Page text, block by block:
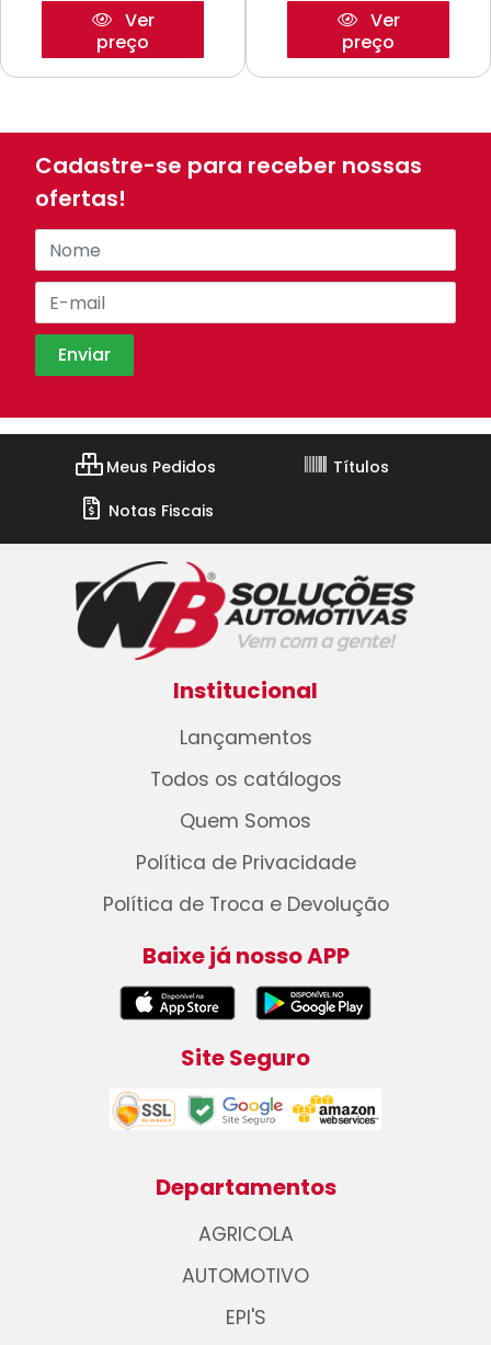
Ver
preço
Ver
preço
Cadastre-se para receber nossas
ofertas!
Meus Pedidos
Títulos
Notas Fiscais
Institucional
Lançamentos
Todos os catálogos
Quem Somos
Política de Privacidade
Política de Troca e Devolução
Baixe já nosso APP
Site Seguro
Departamentos
AGRICOLA
AUTOMOTIVO
EPI'S